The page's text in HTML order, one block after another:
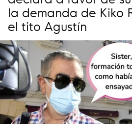
la demanda de Kiko
el tito Agustín